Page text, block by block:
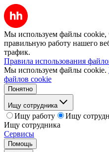
Мы используем файлы cookie,
правильную работу нашего
трафик.
Правила использования
Мы используем файлы cookie.
файлов cookie
Понятно
Ищу сотрудника
Ищу работу
Ищу
Ищу сотрудника
Сервисы
Помощь